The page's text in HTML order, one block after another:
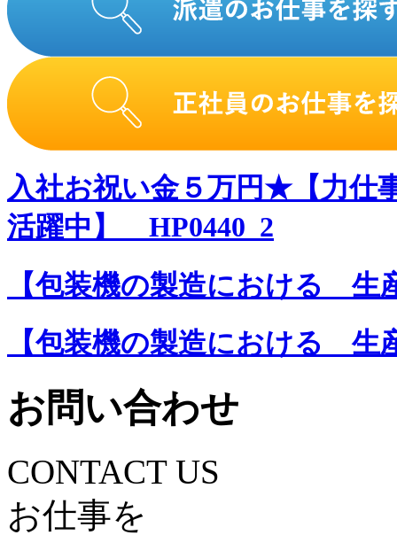
入社お祝い金５万円★【力仕
活躍中】 HP0440_2
【包装機の製造における 生
【包装機の製造における 生
お問い合わせ
CONTACT US
お仕事を